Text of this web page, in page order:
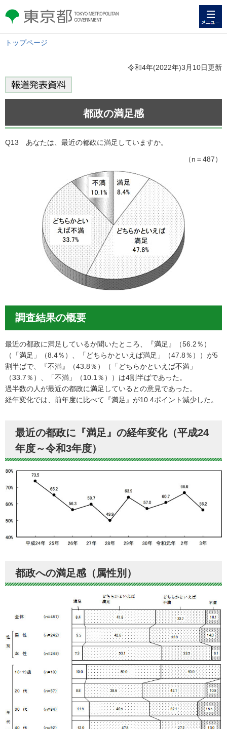
東京都 TOKYO METROPOLITAN
GOVERNMENT
トップページ
令和4年(2022年)3月10日更新
都政の満足感
Q13 あなたは、最近の都政に満足していますか。
（n＝487）
調査結果の概要
最近の都政に満足しているか聞いたところ、『満足』（56.2％）
（「満足」（8.4％）、「どちらかといえば満足」（47.8％））が5
割半ばで、『不満』（43.8％）（「どちらかといえば不満」
（33.7％）、「不満」（10.1％））は4割半ばであった。
過半数の人が最近の都政に満足しているとの意見であった。
経年変化では、前年度に比べて『満足』が10.4ポイント減少した。
最近の都政に『満足』の経年変化（平成24
年度～令和3年度）
都政への満足感（属性別）